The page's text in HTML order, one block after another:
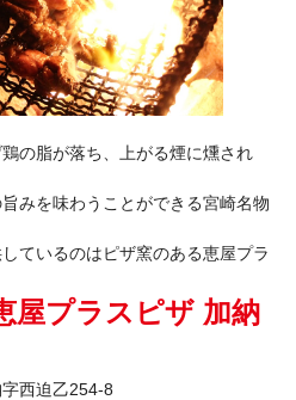
の脂が落ち、上がる煙に燻され
みを味わうことができる宮崎名物
ているのはピザ窯のある恵屋プラ
屋プラスピザ 加納
西迫乙254-8